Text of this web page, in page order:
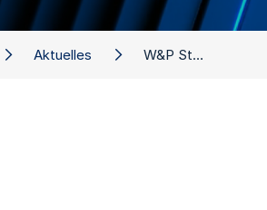
Aktuelles W&P Studie: Restrukturierung von Unternehmensanleihen